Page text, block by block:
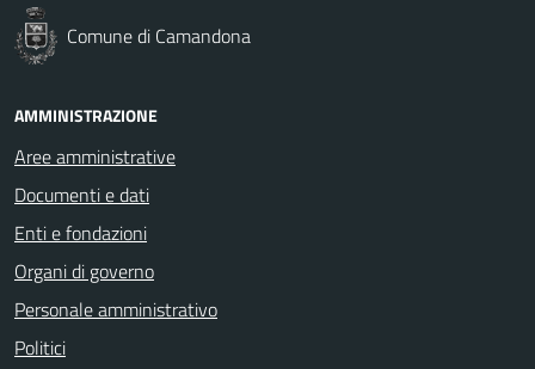
Comune di Camandona
AMMINISTRAZIONE
Aree amministrative
Documenti e dati
Enti e fondazioni
Organi di governo
Personale amministrativo
Politici